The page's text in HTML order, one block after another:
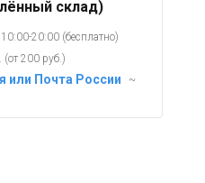
склад)
20:00 (бесплатно)
200 руб.)
или Почта России
~